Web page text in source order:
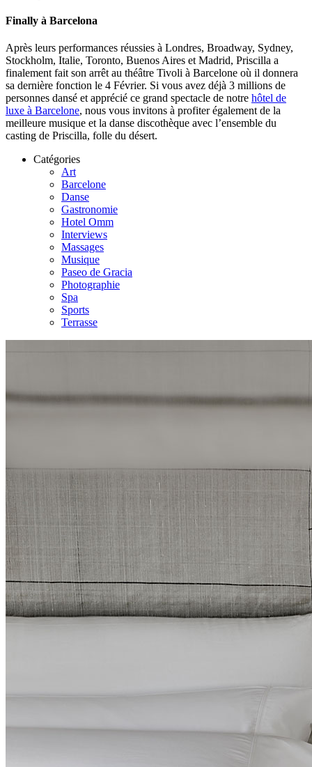
Finally à Barcelona
Après leurs performances réussies à Londres, Broadway, Sydney,
Stockholm, Italie, Toronto, Buenos Aires et Madrid, Priscilla a
finalement fait son arrêt au théâtre Tivoli à Barcelone où il donnera
sa dernière fonction le 4 Février. Si vous avez déjà 3 millions de
personnes dansé et apprécié ce grand spectacle de notre hôtel de
luxe à Barcelone, nous vous invitons à profiter également de la
meilleure musique et la danse discothèque avec l’ensemble du
casting de Priscilla, folle du désert.
Catégories
Art
Barcelone
Danse
Gastronomie
Hotel Omm
Interviews
Massages
Musique
Paseo de Gracia
Photographie
Spa
Sports
Terrasse